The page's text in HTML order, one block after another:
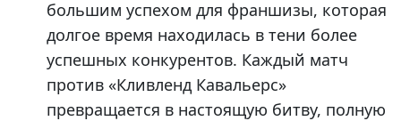
большим успехом для франшизы, которая
долгое время находилась в тени более
успешных конкурентов. Каждый матч
против «Кливленд Кавальерс»
превращается в настоящую битву, полную